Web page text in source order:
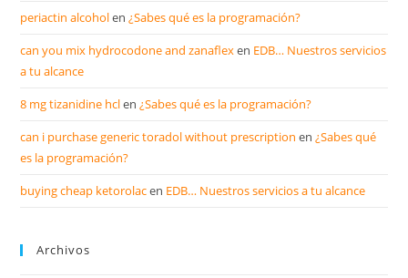
periactin alcoholen¿Sabes qué es la programación?
can you mix hydrocodone and zanaflexen EDB… Nuestros servicios
a tu alcance
8 mg tizanidine hclen¿Sabes qué es la programación?
can i purchase generic toradol without prescription en¿Sabes qué
es la programación?
buying cheap ketorolacen EDB… Nuestros servicios a tu alcance
Archivos